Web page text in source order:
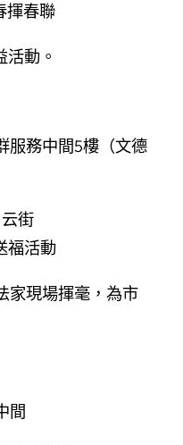
揮春聯
活動。
服務中間5樓（文德
街
福活動
家現場揮毫，為市
間